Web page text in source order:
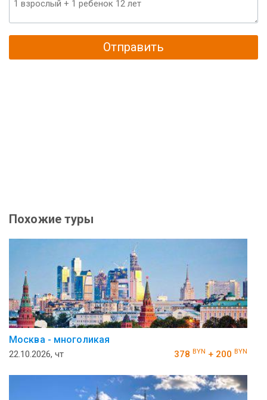
Отправить
Похожие туры
Москва - многоликая
22.10.2026, чт 378 BYN + 200 BYN